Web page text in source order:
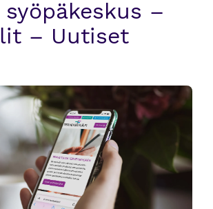
–
– Uutiset
ja osallistu Syöpätalon